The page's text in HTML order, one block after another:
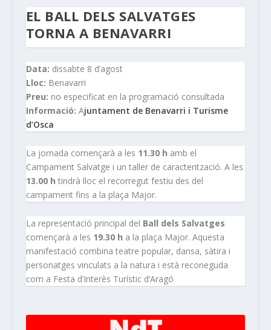
EL BALL DELS SALVATGES
TORNA A BENAVARRI
Data: dissabte 8 d’agost
Lloc: Benavarri
Preu: no especificat en la programació consultada
Informació: Ajuntament de Benavarri i Turisme
d’Osca
La jornada començarà a les 11.30 h amb el
Campament Salvatge i un taller de caracterització. A les
13.00 h tindrà lloc el recorregut festiu des del
campament fins a la plaça Major.
La representació principal del Ball dels Salvatges
començarà a les 19.30 h a la plaça Major. Aquesta
manifestació combina teatre popular, dansa, sàtira i
personatges vinculats a la natura i està reconeguda
com a Festa d’Interès Turístic d’Aragó